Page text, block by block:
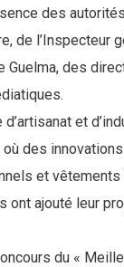
des
l’Inspecteur
Guelma, des
et
des
et
ajouté leur
du «